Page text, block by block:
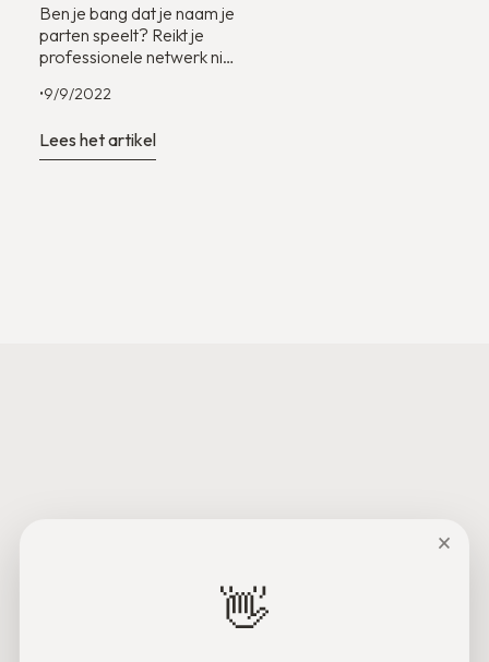
Ben je bang dat je naam je
parten speelt? Reikt je
professionele netwerk niet
één keer herken je jezelf in
bewustmakingscampagne,
gebaseerd op de vele
•9/9/2022
Lees het artikel
×
👋